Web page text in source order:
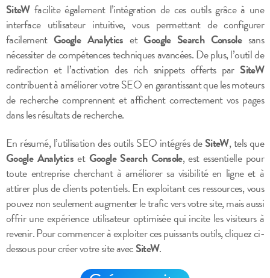
SiteWfacilite également l’intégration de ces outils grâce à une
interface utilisateur intuitive, vous permettant de configurer
facilementGoogle Analytics etGoogle Search Consolesans
nécessiter de compétences techniques avancées. De plus, l’outil de
redirection et l’activation des rich snippets offerts par SiteW
contribuent à améliorer votre SEO en garantissant que les moteurs
de recherche comprennent et affichent correctement vos pages
dans les résultats de recherche.
En résumé, l’utilisation des outils SEO intégrés deSiteW, tels que
Google Analyticset Google Search Console, est essentielle pour
toute entreprise cherchant à améliorer sa visibilité en ligne et à
attirer plus de clients potentiels. En exploitant ces ressources, vous
pouvez non seulement augmenter le trafic vers votre site, mais aussi
offrir une expérience utilisateur optimisée qui incite les visiteurs à
revenir. Pour commencer à exploiter ces puissants outils, cliquez ci-
dessous pour créer votre site avecSiteW.